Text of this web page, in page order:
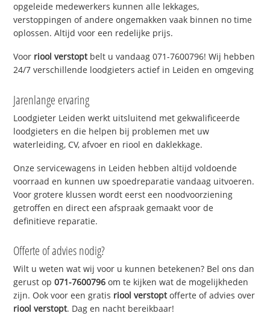
opgeleide medewerkers kunnen alle lekkages,
verstoppingen of andere ongemakken vaak binnen no time
oplossen. Altijd voor een redelijke prijs.
Voor riool verstoptbelt u vandaag 071-7600796! Wij hebben
24/7 verschillende loodgieters actief in Leiden en omgeving
Jarenlange ervaring
Loodgieter Leiden werkt uitsluitend met gekwalificeerde
loodgieters en die helpen bij problemen met uw
waterleiding, CV, afvoer en riool en daklekkage.
Onze servicewagens in Leiden hebben altijd voldoende
voorraad en kunnen uw spoedreparatie vandaag uitvoeren.
Voor grotere klussen wordt eerst een noodvoorziening
getroffen en direct een afspraak gemaakt voor de
definitieve reparatie.
Offerte of advies nodig?
Wilt u weten wat wij voor u kunnen betekenen? Bel ons dan
gerust op071-7600796 om te kijken wat de mogelijkheden
zijn. Ook voor een gratis riool verstoptofferte of advies over
riool verstopt. Dag en nacht bereikbaar!